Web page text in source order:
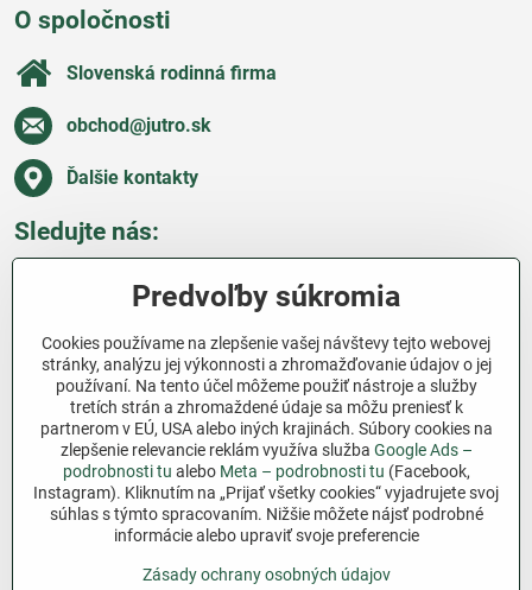
O spoločnosti
Slovenská rodinná firma
obchod​@jutro​.sk
Ďalšie kontakty
Sledujte nás:
Všetko o nákupe
Ďakujeme za podporu
Sme slovenský e-shop bez dotácií​. Fungujeme len
vďaka vám – ľuďom, ktorí veria v poctivú prácu a
lásku k pôde​. Každý nákup na Jutro​.sk nám pomáha
pokračovať v tom, čo má zmysel – pomáhať
záhradkárom zadarmo a srdcom​.
Predvoľby súkromia
Cookies používame na zlepšenie vašej návštevy tejto webovej
stránky, analýzu jej výkonnosti a zhromažďovanie údajov o jej
používaní. Na tento účel môžeme použiť nástroje a služby
tretích strán a zhromaždené údaje sa môžu preniesť k
partnerom v EÚ, USA alebo iných krajinách. Súbory cookies na
zlepšenie relevancie reklám využíva služba Google Ads –
podrobnosti tu alebo Meta – podrobnosti tu (Facebook,
Instagram). Kliknutím na „Prijať všetky cookies“ vyjadrujete svoj
súhlas s týmto spracovaním. Nižšie môžete nájsť podrobné
informácie alebo upraviť svoje preferencie
Zásady ochrany osobných údajov